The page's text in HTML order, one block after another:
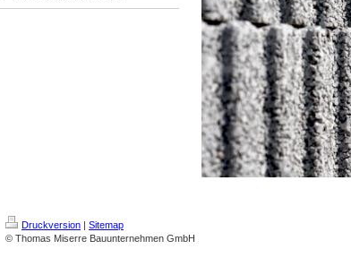
Druckversion | Sitemap
© Thomas Miserre Bauunternehmen GmbH